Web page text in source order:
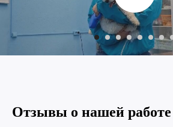
Отзывы о нашей работе
Данный сайт носит информационный характер и
не является публичной офертой.
+7 (3452) 57-54-36 Заказать звонок